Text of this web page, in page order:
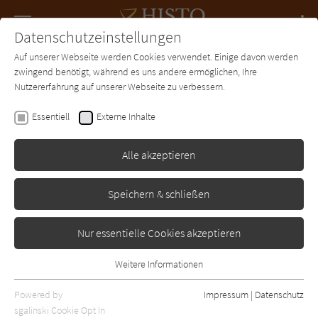
SUCHE Forum Charts Newsletter
Matha Sophie Marcus
Das blaue Medaillon
Erschienen: Januar 2017 Bibliogr. Angaben
Datenschutzeinstellungen
Auf unserer Webseite werden Cookies verwendet. Einige davon werden
zwingend benötigt, während es uns andere ermöglichen, Ihre
Nutzererfahrung auf unserer Webseite zu verbessern.
Essentiell Externe Inhalte
Alle akzeptieren
Speichern & schließen
Nur essentielle Cookies akzeptieren
Essentielle Cookies werden für grundlegende Funktionen der
Webseite benötigt. Dadurch ist gewährleistet, dass die Webseite
Weitere Informationen
Powered by
sgalinski Cookie Opt In
Impressum | Datenschutz